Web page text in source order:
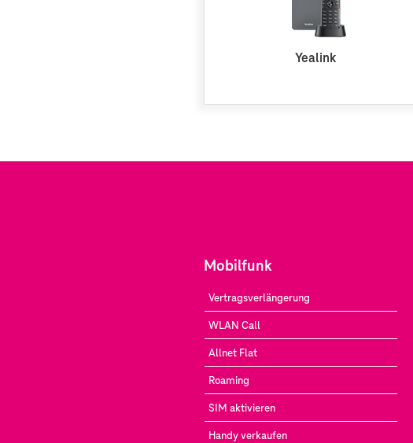
Yealink
Mobilfunk
Vertragsverlängerung
WLAN Call
Allnet Flat
Roaming
SIM aktivieren
Handy verkaufen